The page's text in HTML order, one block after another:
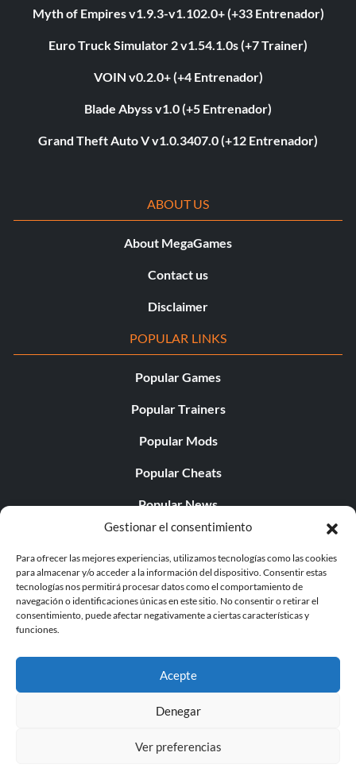
Gestionar el consentimiento
Para ofrecer las mejores experiencias, utilizamos tecnologías como las cookies
para almacenar y/o acceder a la información del dispositivo. Consentir estas
tecnologías nos permitirá procesar datos como el comportamiento de
navegación o identificaciones únicas en este sitio. No consentir o retirar el
consentimiento, puede afectar negativamente a ciertas características y
funciones.
Acepte
Denegar
Ver preferencias
Myth of Empires v1.9.3-v1.102.0+ (+33 Entrenador)
Euro Truck Simulator 2 v1.54.1.0s (+7 Trainer)
VOIN v0.2.0+ (+4 Entrenador)
Blade Abyss v1.0 (+5 Entrenador)
Grand Theft Auto V v1.0.3407.0 (+12 Entrenador)
ABOUT US
About MegaGames
Contact us
Disclaimer
POPULAR LINKS
Popular Games
Popular Trainers
Popular Mods
Popular Cheats
Popular News
Popular Editorials
Popular Free Games
LATEST UPDATES
© 1998 - 2026 MegaGames.com All rights reserved